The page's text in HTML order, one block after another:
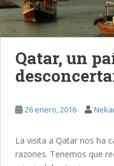
Qatar, un
26 enero, 2016
La visita a Qatar nos ha
razones. Tenemos que